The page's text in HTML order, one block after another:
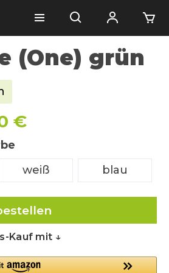
(One) grün
€
weiß blau
Kauf mit ↓